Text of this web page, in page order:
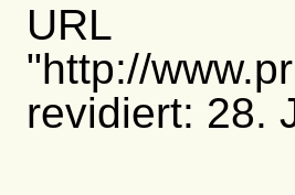
URL
"http://
revidiert: 28.